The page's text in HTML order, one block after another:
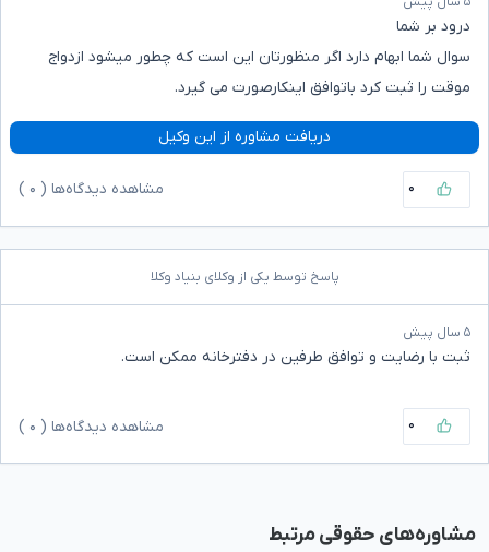
درود بر شما
سوال شما ابهام دارد اگر منظورتان این است که چطور میشود ازدواج
موقت را ثبت کرد باتوافق اینکارصورت می گیرد.
دریافت مشاوره از این وکیل
۰ مشاهده دیدگاه‌ها ( ۰
پاسخ توسط یکی از وکلای بنیاد وکلا
۵ سال پیش
ثبت با رضایت و توافق طرفین در دفترخانه ممکن است.
۰ مشاهده دیدگاه‌ها ( ۰
مشاوره‌های حقوقی مرتبط